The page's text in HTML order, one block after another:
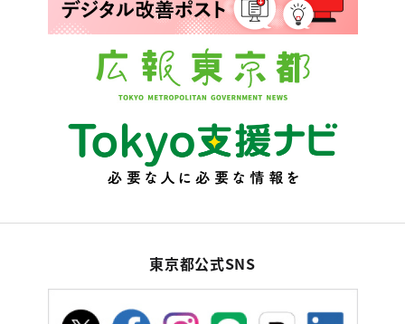
東京都公式SNS